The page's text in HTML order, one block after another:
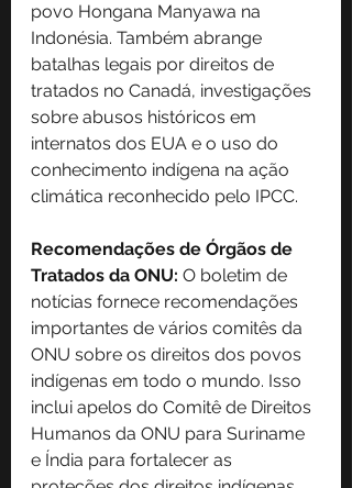
povo Hongana Manyawa na
Indonésia. Também abrange
batalhas legais por direitos de
tratados no Canadá, investigações
sobre abusos históricos em
internatos dos EUA e o uso do
conhecimento indígena na ação
climática reconhecido pelo IPCC.
Recomendações de Órgãos de
Tratados da ONU: O boletim de
notícias fornece recomendações
importantes de vários comitês da
ONU sobre os direitos dos povos
indígenas em todo o mundo. Isso
inclui apelos do Comitê de Direitos
Humanos da ONU para Suriname
e Índia para fortalecer as